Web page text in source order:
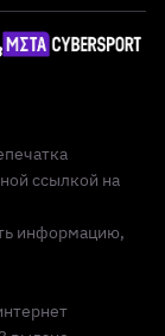
ссылкой на
информацию,